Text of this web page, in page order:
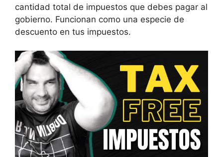
cantidad total de impuestos que debes pagar al
gobierno. Funcionan como una especie de
descuento en tus impuestos.